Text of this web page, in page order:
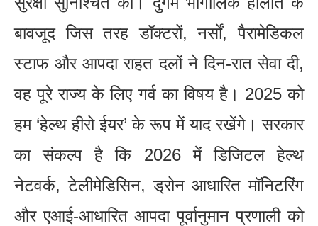
बावजूद जिस तरह डॉक्टरों, नर्सों, पैरामेडिकल
स्टाफ और आपदा राहत दलों ने दिन-रात सेवा दी,
वह पूरे राज्य के लिए गर्व का विषय है। 2025 को
हम ‘हेल्थ हीरो ईयर’ के रूप में याद रखेंगे। सरकार
का संकल्प है कि 2026 में डिजिटल हेल्थ
नेटवर्क, टेलीमेडिसिन, ड्रोन आधारित मॉनिटरिंग
और एआई-आधारित आपदा पूर्वानुमान प्रणाली को